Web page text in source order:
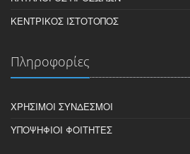
ΚΕΝΤΡΙΚΌΣ ΙΣΤΌΤΟΠΟΣ
Πληροφορίες
ΧΡΉΣΙΜΟΙ ΣΎΝΔΕΣΜΟΙ
ΥΠΟΨΉΦΙΟΙ ΦΟΙΤΗΤΈΣ